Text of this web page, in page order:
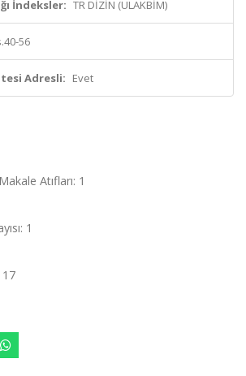
İndeksler: TR DİZİN (ULAKBİM)
56
Adresli: Evet
Atıfları: 1
1